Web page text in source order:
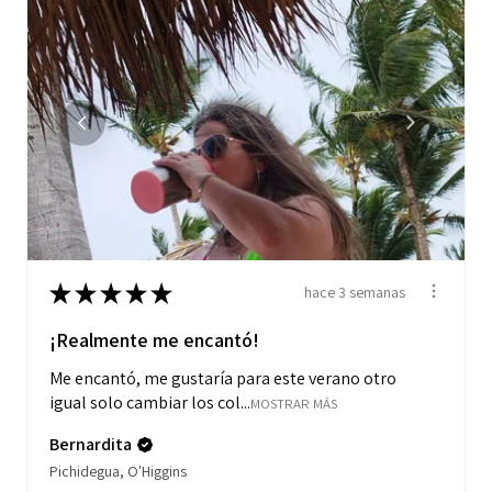
★★★★★ hace 3 semanas
¡Realmente me encantó!
Me encantó, me gustaría para este verano otro
igual solo cambiar los col...MOSTRAR MÁS
Bernardita
Pichidegua, O'Higgins